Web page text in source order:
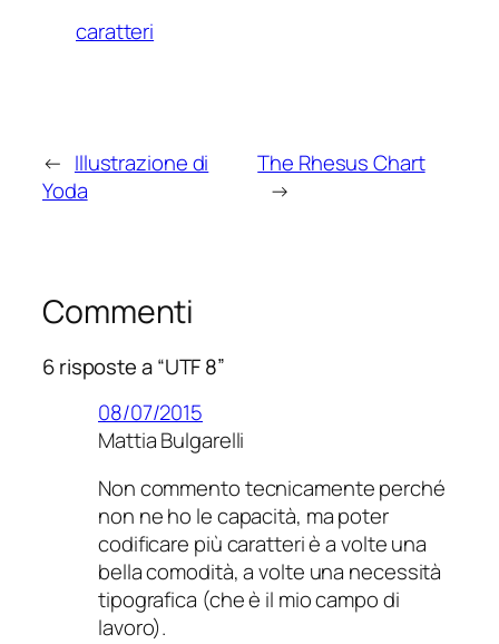
caratteri
← Illustrazione di
Yoda
The Rhesus Chart
→
Commenti
6 risposte a “UTF 8”
08/07/2015
Mattia Bulgarelli
Non commento tecnicamente perché
non ne ho le capacità, ma poter
codificare più caratteri è a volte una
bella comodità, a volte una necessità
tipografica (che è il mio campo di
lavoro).